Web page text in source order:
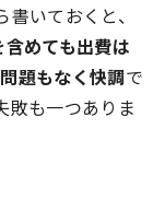
いておくと、
めても出費は
題もなく快調で
敗も一つありま